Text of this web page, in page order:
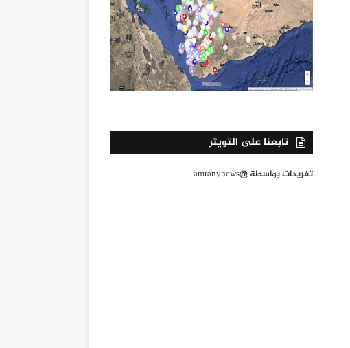
تابعنا على التويتر
تغريدات بواسطة @amranynews